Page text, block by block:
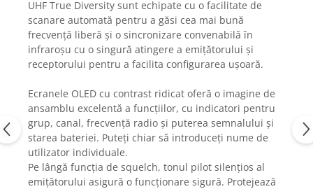
UHF True Diversity sunt echipate cu o facilitate de
scanare automată pentru a găsi cea mai bună
frecvență liberă și o sincronizare convenabilă în
infraroșu cu o singură atingere a emițătorului și
receptorului pentru a facilita configurarea ușoară.
Ecranele OLED cu contrast ridicat oferă o imagine de
ansamblu excelentă a funcțiilor, cu indicatori pentru
grup, canal, frecvență radio și puterea semnalului și
starea bateriei. Puteți chiar să introduceți nume de
utilizator individuale.
Pe lângă funcția de squelch, tonul pilot silențios al
emițătorului asigură o funcționare sigură. Protejează